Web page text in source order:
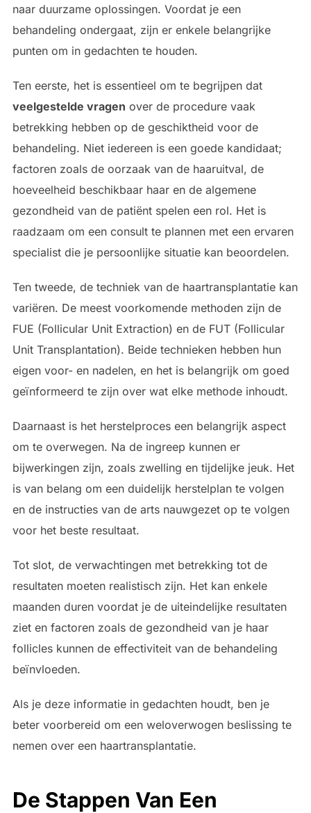
naar duurzame oplossingen. Voordat je een
behandeling ondergaat, zijn er enkele belangrijke
punten om in gedachten te houden.
Ten eerste, het is essentieel om te begrijpen dat
veelgestelde vragen over de procedure vaak
betrekking hebben op de geschiktheid voor de
behandeling. Niet iedereen is een goede kandidaat;
factoren zoals de oorzaak van de haaruitval, de
hoeveelheid beschikbaar haar en de algemene
gezondheid van de patiënt spelen een rol. Het is
raadzaam om een consult te plannen met een ervaren
specialist die je persoonlijke situatie kan beoordelen.
Ten tweede, de techniek van de haartransplantatie kan
variëren. De meest voorkomende methoden zijn de
FUE (Follicular Unit Extraction) en de FUT (Follicular
Unit Transplantation). Beide technieken hebben hun
eigen voor- en nadelen, en het is belangrijk om goed
geïnformeerd te zijn over wat elke methode inhoudt.
Daarnaast is het herstelproces een belangrijk aspect
om te overwegen. Na de ingreep kunnen er
bijwerkingen zijn, zoals zwelling en tijdelijke jeuk. Het
is van belang om een duidelijk herstelplan te volgen
en de instructies van de arts nauwgezet op te volgen
voor het beste resultaat.
Tot slot, de verwachtingen met betrekking tot de
resultaten moeten realistisch zijn. Het kan enkele
maanden duren voordat je de uiteindelijke resultaten
ziet en factoren zoals de gezondheid van je haar
follicles kunnen de effectiviteit van de behandeling
beïnvloeden.
Als je deze informatie in gedachten houdt, ben je
beter voorbereid om een weloverwogen beslissing te
nemen over een haartransplantatie.
De Stappen Van Een